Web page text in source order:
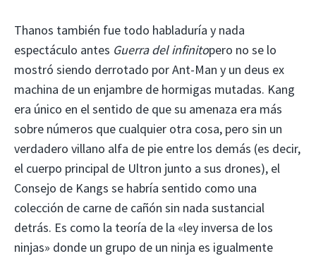
Thanos también fue todo habladuría y nada
espectáculo antes Guerra del infinitopero no se lo
mostró siendo derrotado por Ant-Man y un deus ex
machina de un enjambre de hormigas mutadas. Kang
era único en el sentido de que su amenaza era más
sobre números que cualquier otra cosa, pero sin un
verdadero villano alfa de pie entre los demás (es decir,
el cuerpo principal de Ultron junto a sus drones), el
Consejo de Kangs se habría sentido como una
colección de carne de cañón sin nada sustancial
detrás. Es como la teoría de la «ley inversa de los
ninjas» donde un grupo de un ninja es igualmente